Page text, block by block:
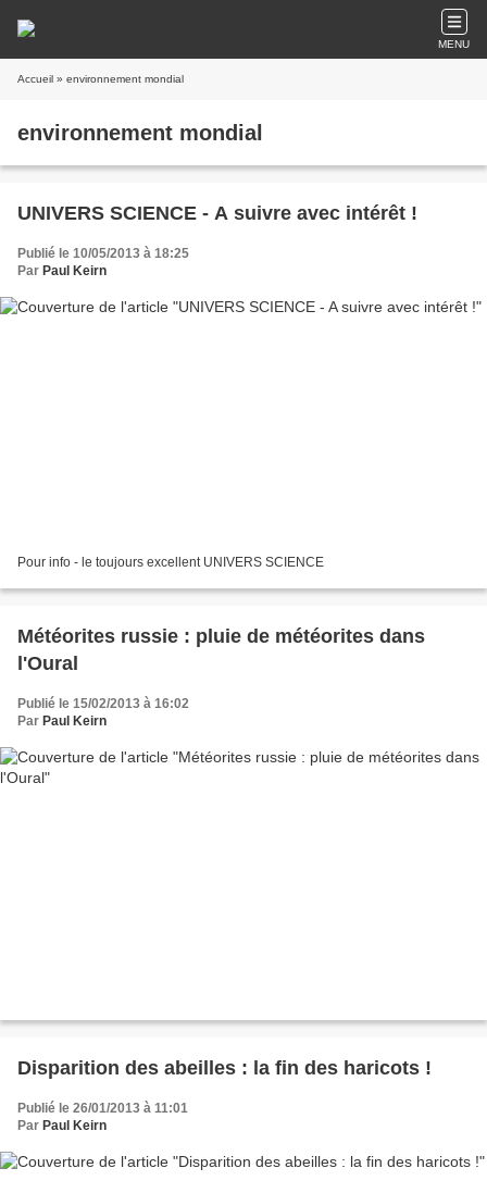
MENU
Accueil » environnement mondial
environnement mondial
UNIVERS SCIENCE - A suivre avec intérêt !
Publié le 10/05/2013 à 18:25
Par Paul Keirn
Pour info - le toujours excellent UNIVERS SCIENCE
Météorites russie : pluie de météorites dans
l'Oural
Publié le 15/02/2013 à 16:02
Par Paul Keirn
Disparition des abeilles : la fin des haricots !
Publié le 26/01/2013 à 11:01
Par Paul Keirn